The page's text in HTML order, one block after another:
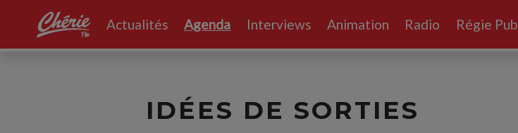
Actualités Agenda Interviews Animation Radio Régie Pub
IDÉES DE SORTIES